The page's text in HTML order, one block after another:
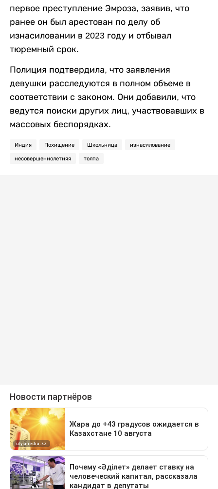
первое преступление Эмроза, заявив, что
ранее он был арестован по делу об
изнасиловании в 2023 году и отбывал
тюремный срок.
Полиция подтвердила, что заявления
девушки расследуются в полном объеме в
соответствии с законом. Они добавили, что
ведутся поиски других лиц, участвовавших в
массовых беспорядках.
Индия Похищение Школьница изнасилование
несовершеннолетняя толпа